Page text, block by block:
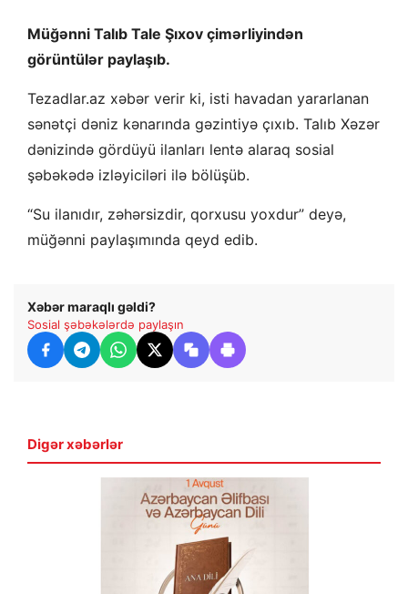
Müğənni Talıb Tale Şıxov çimərliyindən
görüntülər paylaşıb.
Tezadlar.az xəbər verir ki, isti havadan yararlanan
sənətçi dəniz kənarında gəzintiyə çıxıb. Talıb Xəzər
dənizində gördüyü ilanları lentə alaraq sosial
şəbəkədə izləyiciləri ilə bölüşüb.
“Su ilanıdır, zəhərsizdir, qorxusu yoxdur” deyə,
müğənni paylaşımında qeyd edib.
Xəbər maraqlı gəldi?
Sosial şəbəkələrdə paylaşın
Digər xəbərlər